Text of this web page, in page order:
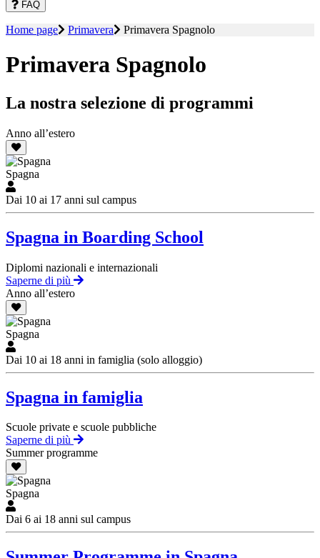
FAQ
Home page Primavera Primavera Spagnolo
Primavera Spagnolo
La nostra selezione di programmi
Anno all’estero
Spagna
Dai 10 ai 17 anni sul campus
Spagna in Boarding School
Diplomi nazionali e internazionali
Saperne di più
Anno all’estero
Spagna
Dai 10 ai 18 anni in famiglia (solo alloggio)
Spagna in famiglia
Scuole private e scuole pubbliche
Saperne di più
Summer programme
Spagna
Dai 6 ai 18 anni sul campus